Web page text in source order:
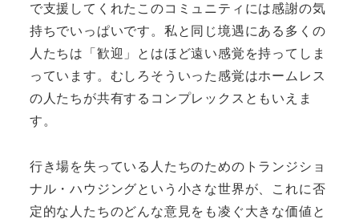
で支援してくれたこのコミュニティには感謝の気
持ちでいっぱいです。私と同じ境遇にある多くの
人たちは「歓迎」とはほど遠い感覚を持ってしま
っています。むしろそういった感覚はホームレス
の人たちが共有するコンプレックスともいえま
す。
行き場を失っている人たちのためのトランジショ
ナル・ハウジングという小さな世界が、これに否
定的な人たちのどんな意見をも凌ぐ大きな価値と